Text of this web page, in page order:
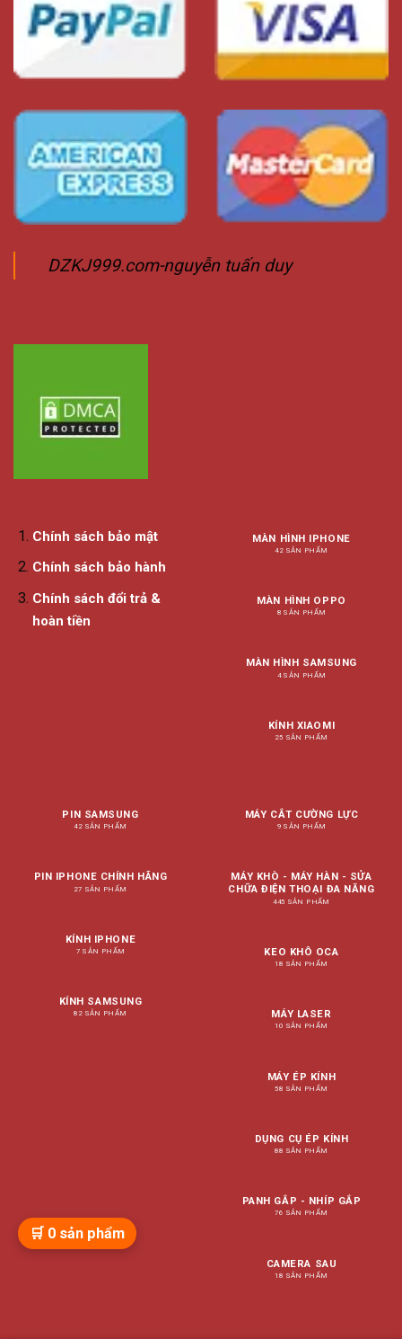
DZKJ999.com-nguyễn tuấn duy
Chính sách bảo mật
Chính sách bảo hành
Chính sách đổi trả &
hoàn tiền
MÀN HÌNH IPHONE
42 SẢN PHẨM
MÀN HÌNH OPPO
8 SẢN PHẨM
MÀN HÌNH SAMSUNG
4 SẢN PHẨM
KÍNH XIAOMI
25 SẢN PHẨM
PIN SAMSUNG
42 SẢN PHẨM
PIN IPHONE CHÍNH HÃNG
27 SẢN PHẨM
KÍNH IPHONE
7 SẢN PHẨM
KÍNH SAMSUNG
82 SẢN PHẨM
MÁY CẮT CƯỜNG LỰC
9 SẢN PHẨM
MÁY KHÒ - MÁY HÀN - SỬA
CHỮA ĐIỆN THOẠI ĐA NĂNG
445 SẢN PHẨM
KEO KHÔ OCA
18 SẢN PHẨM
MÁY LASER
10 SẢN PHẨM
MÁY ÉP KÍNH
58 SẢN PHẨM
DỤNG CỤ ÉP KÍNH
88 SẢN PHẨM
PANH GẮP - NHÍP GẮP
76 SẢN PHẨM
CAMERA SAU
18 SẢN PHẨM
🛒 0 sản phẩm